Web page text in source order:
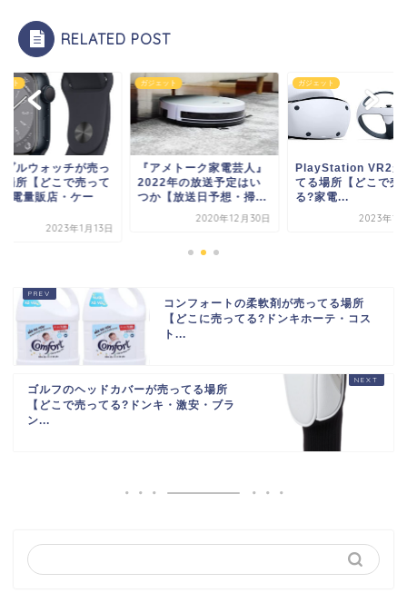
RELATED POST
ット
プルウォッチが売っ
場所【どこで売って
電量販店・ケー
2023年1月13日
ガジェット
『アメトーク家電芸人』
2022年の放送予定はい
つか【放送日予想・掃...
2020年12月30日
ガジェット
PlayStation VR2が
てる場所【どこで売
る?家電...
2023年1
コンフォートの柔軟剤が売ってる場所
【どこに売ってる?ドンキホーテ・コス
ト...
ゴルフのヘッドカバーが売ってる場所
【どこで売ってる?ドンキ・激安・ブラ
ン...